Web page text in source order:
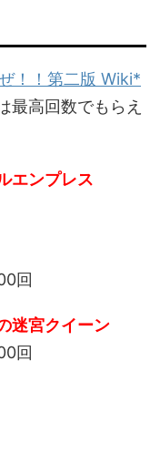
！！第二版 Wiki*
最高回数でもらえ
エンプレス
回
迷宮クイーン
回